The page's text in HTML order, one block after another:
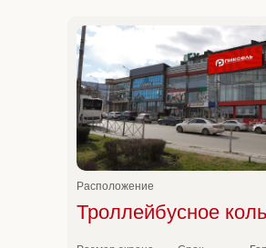
Расположение
Троллейбусное